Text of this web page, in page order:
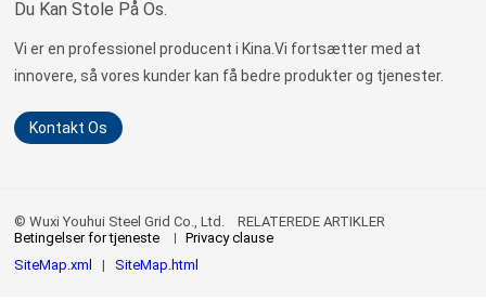
Du Kan Stole På Os.
Vi er en professionel producent i Kina.Vi fortsætter med at
innovere, så vores kunder kan få bedre produkter og tjenester.
Kontakt Os
© Wuxi Youhui Steel Grid Co., Ltd.RELATEREDE ARTIKLER
Betingelser for tjeneste
Privacy clause
SiteMap.xml |SiteMap.html